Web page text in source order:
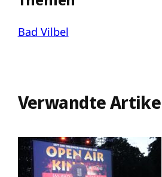
Bad Vilbel
Verwandte